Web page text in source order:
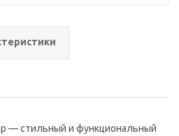
— стильный и функциональный